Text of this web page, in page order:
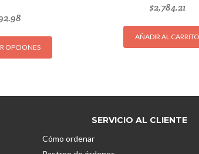
OPCIONES
Este
se
$2,784.21
AÑADIR AL CARRITO
SERVICIO AL CLIENTE
Cómo ordenar